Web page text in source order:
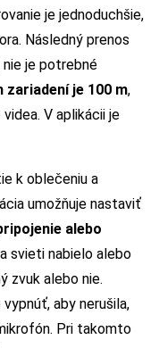
je jednoduchšie,
Následný prenos
nie je potrebné
zariadení je 100 m,
V aplikácii je
k oblečeniu a
umožňuje nastaviť
alebo
svieti nabielo alebo
zvuk alebo nie.
aby nerušila,
Pri takomto